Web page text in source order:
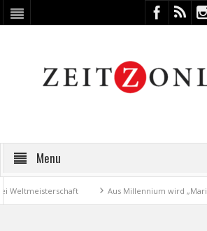
Menu
Aus Millennium wird „MariShe“